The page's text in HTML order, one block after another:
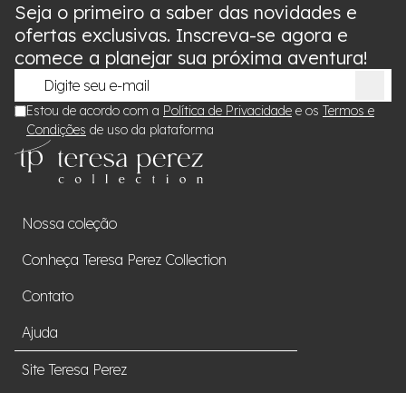
Nossa coleção
Conheça Teresa Perez Collection
Contato
Ajuda
Site Teresa Perez
Seja o primeiro a saber das novidades e
ofertas exclusivas. Inscreva-se agora e
comece a planejar sua próxima aventura!
Estou de acordo com a Política de Privacidade e os Termos e
Condições de uso da plataforma